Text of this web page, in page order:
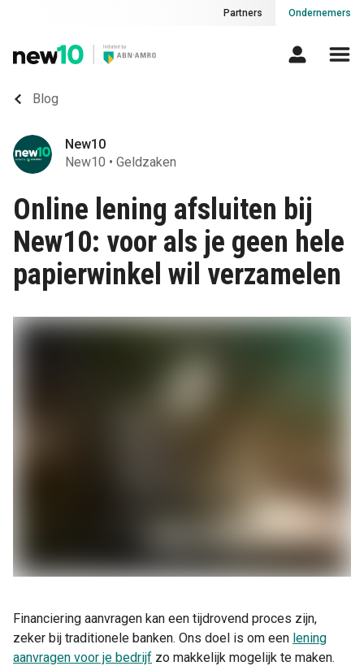
Partners Ondernemers
Blog
New10
New10 • Geldzaken
Online lening afsluiten bij
New10: voor als je geen hele
papierwinkel wil verzamelen
Financiering aanvragen kan een tijdrovend proces zijn,
zeker bij traditionele banken. Ons doel is om een lening
aanvragen voor je bedrijf zo makkelijk mogelijk te maken.